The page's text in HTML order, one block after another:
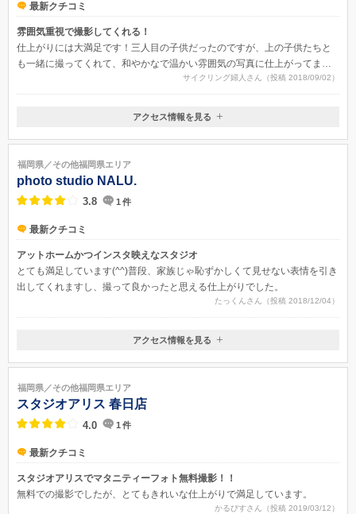
最新クチコミ
雰囲気重視で撮影してくれる！
仕上がりには大満足です！三人目の子供だったのですが、上の子供たちと
も一緒に撮ってくれて、和やかなで温かい雰囲気の写真に仕上がってまし
た。大きくなったお腹に、子供たちが話しかけるような場面の写真や、赤
ちゃんの誕生をすごく楽しみにしてる雰囲気が伝わってくるような写真が
沢山で、何度見ても温かい気持ちになれる写真でした。カメラマンがその
ほんとに自然で、自分では撮れない表情を撮ってもらった気がします。
サイクリング婦人さん（投稿 2018/09/02）
福岡県筑紫野市二日市北1丁目3-3
アクセス情報を見る
福岡県／その他福岡県エリア
photo studio NALU.
3.8 1 件
最新クチコミ
アットホームかつインスタ映えなスタジオ
とても満足しています(^^)普段、家族じゃ恥ずかしくて見せない表情を引き
出してくれますし、撮って良かったと思える仕上がりでした。
たっくんさん（投稿 2018/12/04）
福岡県飯塚市堀池154-9
アクセス情報を見る
福岡県／その他福岡県エリア
スタジオアリス 春日店
4.0 1件
最新クチコミ
スタジオアリスでマタニティーフォト無料撮影！！
無料での撮影でしたが、とてもきれいな仕上がりで満足しています。
かるぴすさん（投稿 2019/03/12）